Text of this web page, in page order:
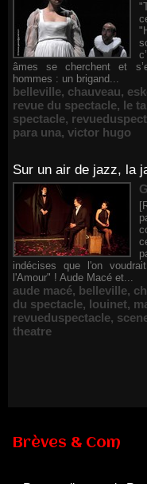
âmes se cherchent et
hommes : un brigand...
belleville, chauveau,
revue du spectacle, le
spectacle,
para una, victor hugo
Sur un air de jazz, la
indécises que l'on
l'Amour" ! Aude Macé et...
aude macé, belleville,
du spectacle, louinet,
revueduspectacle,
theatre
Brèves & Com
Renouvellement de